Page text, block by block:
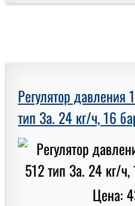
Регулятор давления
тип 3a. 24 кг/ч, 16
Цена: